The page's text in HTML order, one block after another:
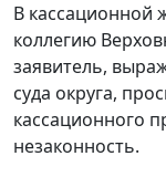
В кассационной
коллегию
заявитель,
суда округа,
кассационного
незаконность.